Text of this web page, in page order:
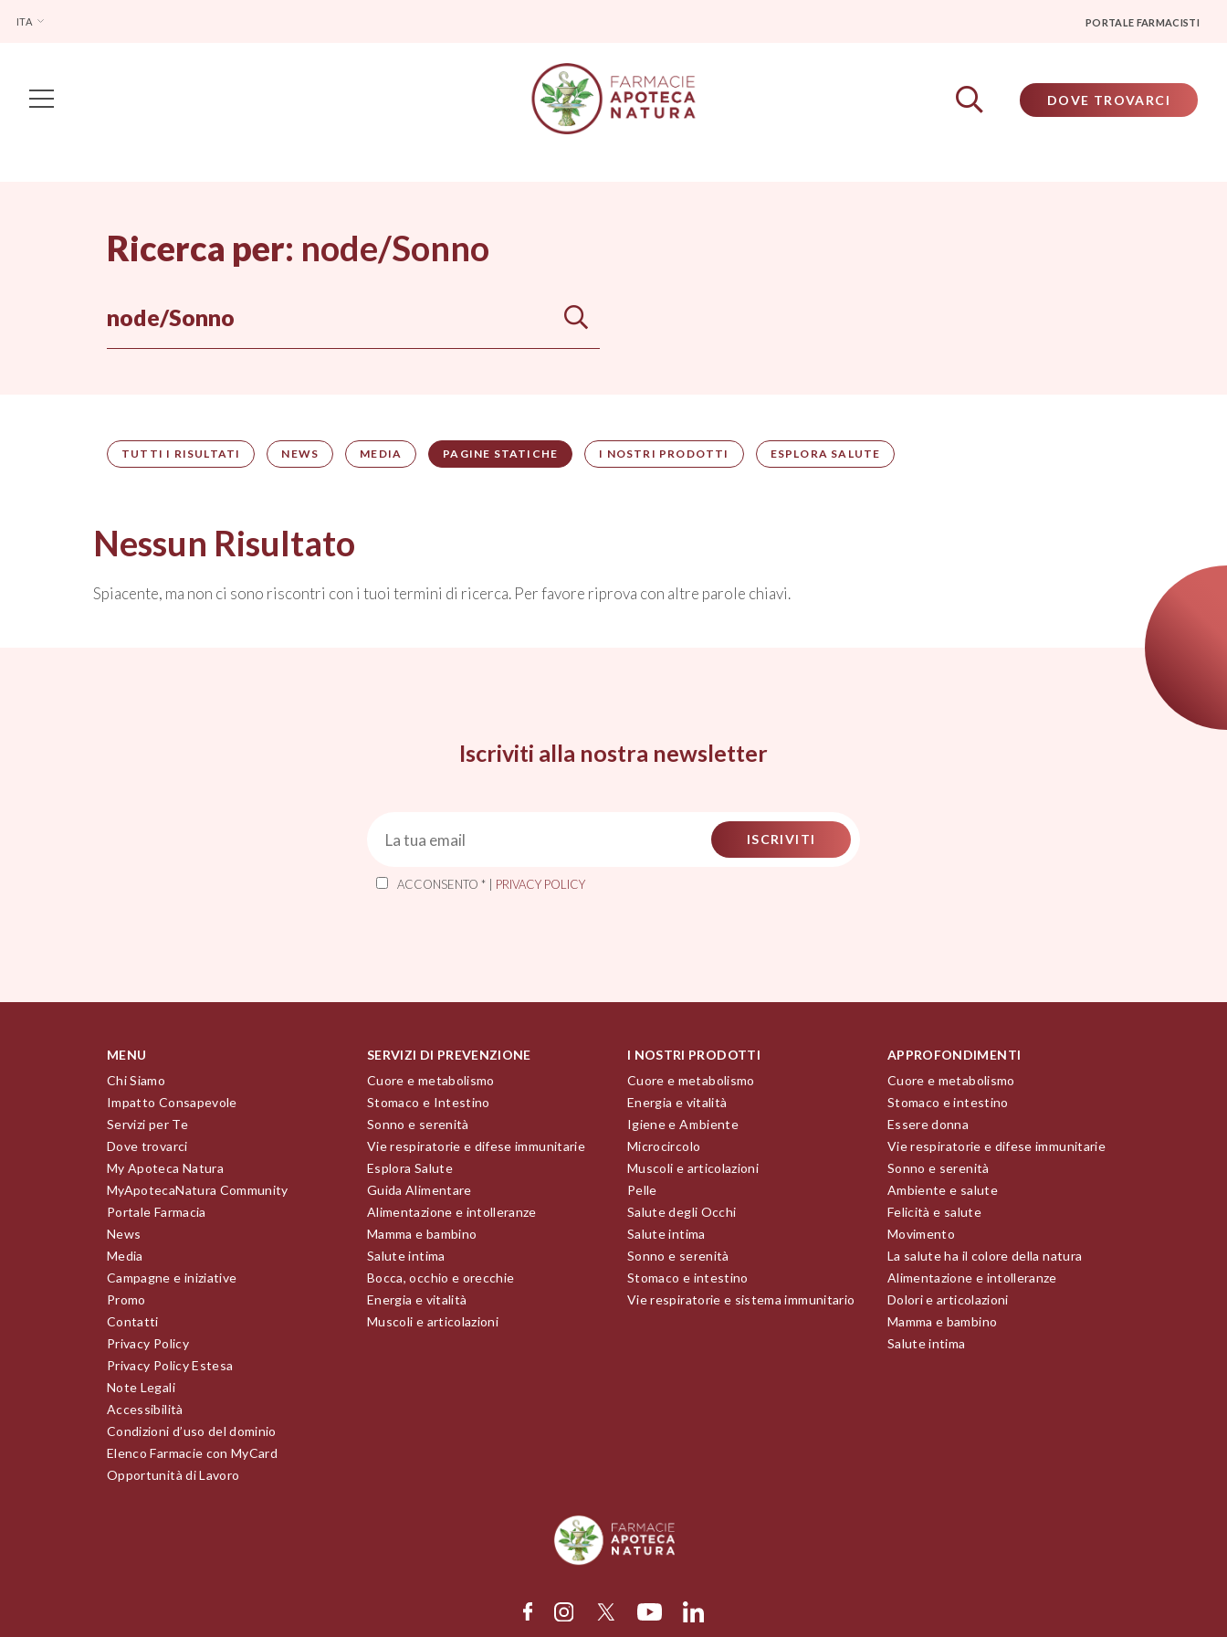
ITA PORTALE FARMACISTI
Main Navigation DOVE TROVARCI
Ricerca per: node/Sonno
TUTTI I RISULTATI NEWS MEDIA PAGINE STATICHE I NOSTRI PRODOTTI ESPLORA SALUTE
Nessun Risultato
Spiacente, ma non ci sono riscontri con i tuoi termini di ricerca. Per favore riprova con altre parole chiavi.
Iscriviti alla nostra newsletter
ISCRIVITI
ACCONSENTO * | PRIVACY POLICY
MENU
Chi Siamo
Impatto Consapevole
Servizi per Te
Dove trovarci
My Apoteca Natura
MyApotecaNatura Community
Portale Farmacia
News
Media
Campagne e iniziative
Promo
Contatti
Privacy Policy
Privacy Policy Estesa
Note Legali
Accessibilità
Condizioni d’uso del dominio
Elenco Farmacie con MyCard
Opportunità di Lavoro
SERVIZI DI PREVENZIONE
Cuore e metabolismo
Stomaco e Intestino
Sonno e serenità
Vie respiratorie e difese immunitarie
Esplora Salute
Guida Alimentare
Alimentazione e intolleranze
Mamma e bambino
Salute intima
Bocca, occhio e orecchie
Energia e vitalità
Muscoli e articolazioni
I NOSTRI PRODOTTI
Cuore e metabolismo
Energia e vitalità
Igiene e Ambiente
Microcircolo
Muscoli e articolazioni
Pelle
Salute degli Occhi
Salute intima
Sonno e serenità
Stomaco e intestino
Vie respiratorie e sistema immunitario
APPROFONDIMENTI
Cuore e metabolismo
Stomaco e intestino
Essere donna
Vie respiratorie e difese immunitarie
Sonno e serenità
Ambiente e salute
Felicità e salute
Movimento
La salute ha il colore della natura
Alimentazione e intolleranze
Dolori e articolazioni
Mamma e bambino
Salute intima